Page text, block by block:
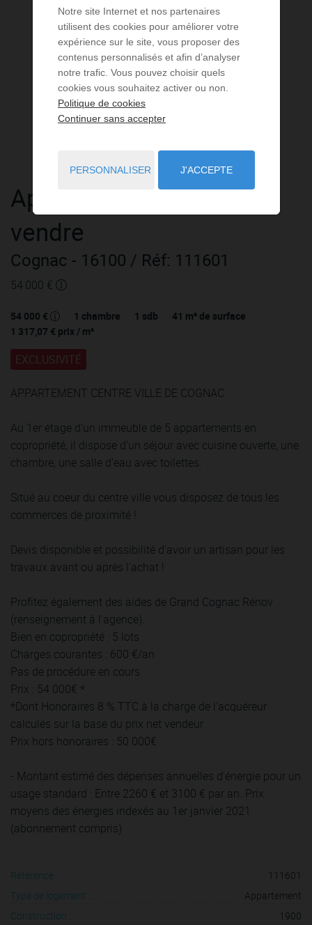
Appartement 2 pièces
vendre
Cognac - 16100 / Réf: 111601
54 000 €
54 000 € 1 chambre 1 sdb 41 m² de surface
1 317,07 € prix / m²
EXCLUSIVITÉ
APPARTEMENT CENTRE VILLE DE COGNAC
Au 1er étage d'un immeuble de 5 appartements en
copropriété, il dispose d'un séjour avec cuisine ouverte, une
chambre, une salle d'eau avec toilettes.
Situé au coeur du centre ville vous disposez de tous les
commerces de proximité !
Devis disponible et possibilité d'avoir un artisan pour les
travaux avant ou après l'achat !
Profitez également des aides de Grand Cognac Rénov
(renseignement à l'agence).
Bien en copropriété : 5 lots
Charges courantes : 600 €/an
Pas de procédure en cours
Prix : 54 000€ *
*Dont Honoraires 8 % TTC à la charge de l'acquéreur
calculés sur la base du prix net vendeur
Prix hors honoraires : 50 000€
- Montant estimé des dépenses annuelles d'énergie pour un
usage standard : Entre 2260 € et 3100 € par an. Prix
moyens des énergies indexés au 1er janvier 2021
(abonnement compris)
Référence :
111601
Type de logement :
Appartement
Construction :
1900
Notre site Internet et nos partenaires
utilisent des cookies pour améliorer votre
expérience sur le site, vous proposer des
contenus personnalisés et afin d’analyser
notre trafic. Vous pouvez choisir quels
cookies vous souhaitez activer ou non.
Politique de cookies
Continuer sans accepter
PERSONNALISER J'ACCEPTE